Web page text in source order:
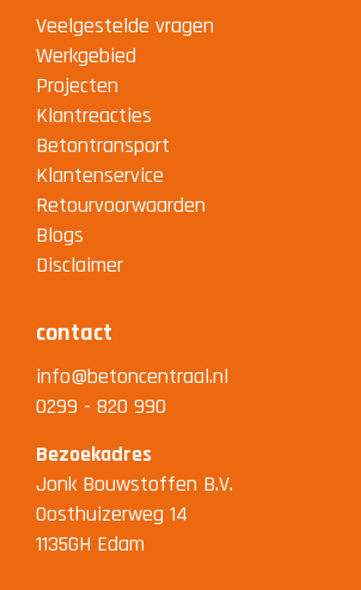
Veelgestelde vragen
Werkgebied
Projecten
Klantreacties
Betontransport
Klantenservice
Retourvoorwaarden
Blogs
Disclaimer
contact
info@betoncentraal.nl
0299 - 820 990
Bezoekadres
Jonk Bouwstoffen B.V.
Oosthuizerweg 14
1135GH Edam